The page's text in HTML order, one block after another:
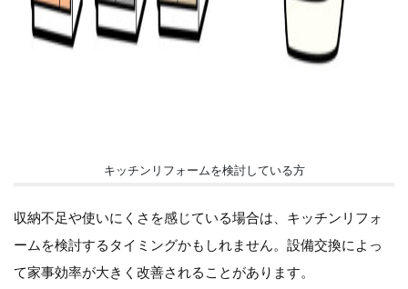
キッチンリフォームを検討している方
収納不足や使いにくさを感じている場合は、キッチンリフォ
ームを検討するタイミングかもしれません。設備交換によっ
て家事効率が大きく改善されることがあります。